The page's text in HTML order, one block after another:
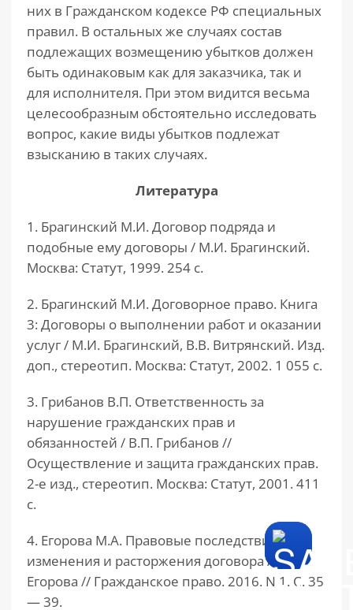
них в Гражданском кодексе РФ специальных
правил. В остальных же случаях состав
подлежащих возмещению убытков должен
быть одинаковым как для заказчика, так и
для исполнителя. При этом видится весьма
целесообразным обстоятельно исследовать
вопрос, какие виды убытков подлежат
взысканию в таких случаях.
Литература
1. Брагинский М.И. Договор подряда и
подобные ему договоры / М.И. Брагинский.
Москва: Статут, 1999. 254 с.
2. Брагинский М.И. Договорное право. Книга
3: Договоры о выполнении работ и оказании
услуг / М.И. Брагинский, В.В. Витрянский. Изд.
доп., стереотип. Москва: Статут, 2002. 1 055 с.
3. Грибанов В.П. Ответственность за
нарушение гражданских прав и
обязанностей / В.П. Грибанов //
Осуществление и защита гражданских прав.
2-е изд., стереотип. Москва: Статут, 2001. 411
с.
4. Егорова М.А. Правовые последствия
изменения и расторжения договора / М.А.
Егорова // Гражданское право. 2016. N 1. С. 35
— 39.